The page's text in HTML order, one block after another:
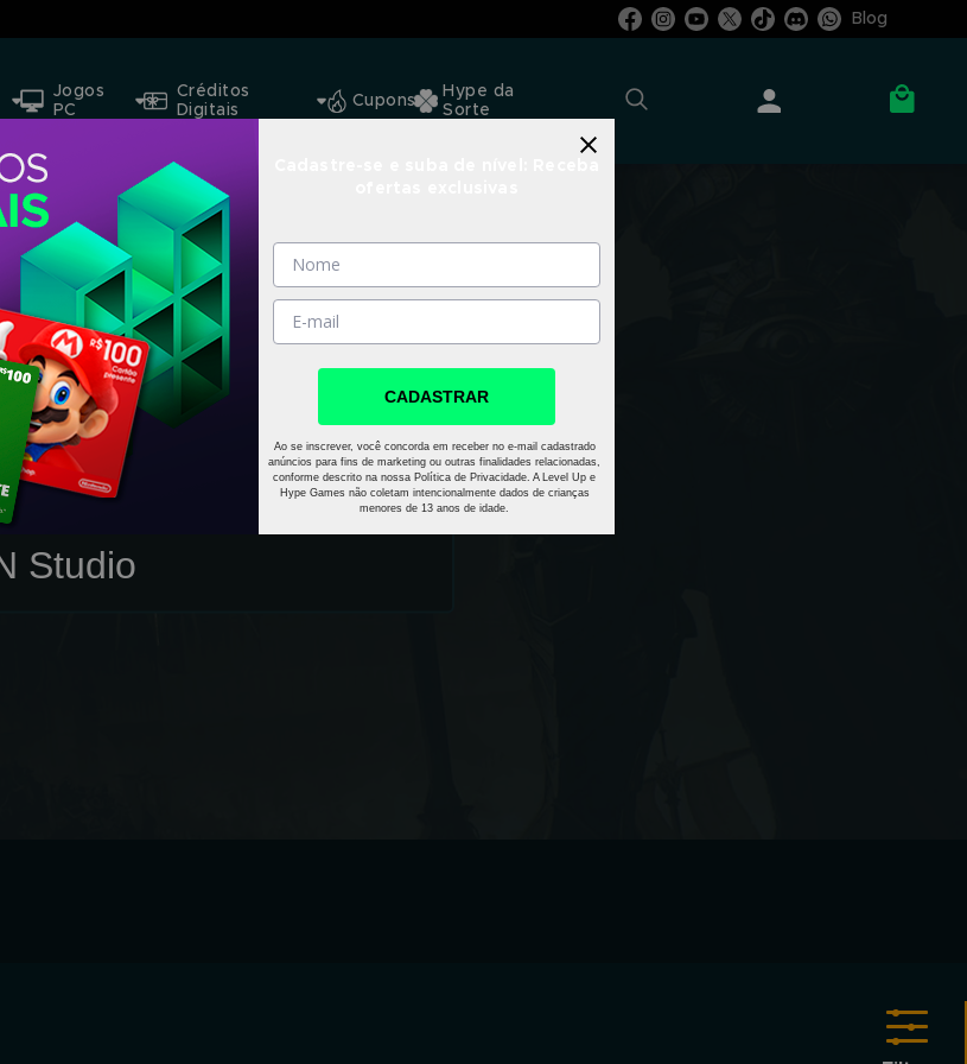
Blog
Jogos
PC
Créditos
Digitais
Cupons
Hype da
Sorte
CADASTRAR
Ao se inscrever, você concorda em receber no e-mail cadastrado
anúncios para fins de marketing ou outras finalidades relacionadas,
conforme descrito na nossa Política de Privacidade. A Level Up e
Hype Games não coletam intencionalmente dados de crianças
menores de 13 anos de idade.